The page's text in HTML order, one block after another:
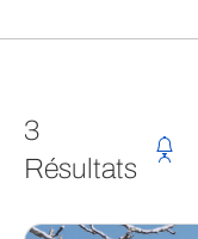
3
Résultats